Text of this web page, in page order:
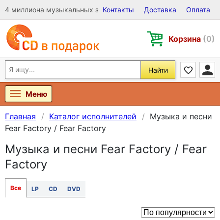
4 миллиона музыкальных записей на Виниле, CD и DVD
Контакты Доставка Оплата
Корзина (0)
Найти
Меню
Главная Каталог исполнителей
Музыка и песни
Fear Factory / Fear Factory
Музыка и песни Fear Factory / Fear
Factory
Все LP CD DVD